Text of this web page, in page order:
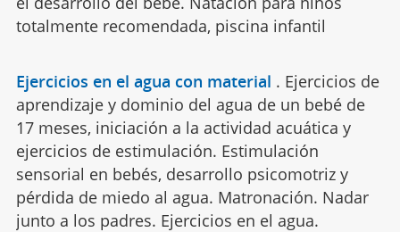
totalmente recomendada, piscina infantil
Ejercicios en el agua con material . Ejercicios de
aprendizaje y dominio del agua de un bebé de
17 meses, iniciación a la actividad acuática y
ejercicios de estimulación. Estimulación
sensorial en bebés, desarrollo psicomotriz y
pérdida de miedo al agua. Matronación. Nadar
junto a los padres. Ejercicios en el agua.